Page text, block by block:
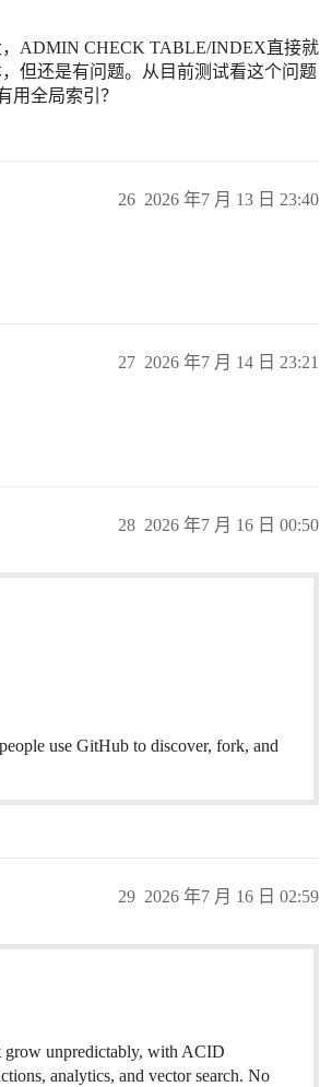
ADMIN CHECK TABLE/INDEX直接就
但还是有问题。从目前测试看这个问题
用全局索引？
2026 年7 月 13 日 23:40
26
2026 年7 月 14 日 23:21
27
2026 年7 月 16 日 00:50
28
use GitHub to discover, fork, and
2026 年7 月 16 日 02:59
29
unpredictably, with ACID
analytics, and vector search. No